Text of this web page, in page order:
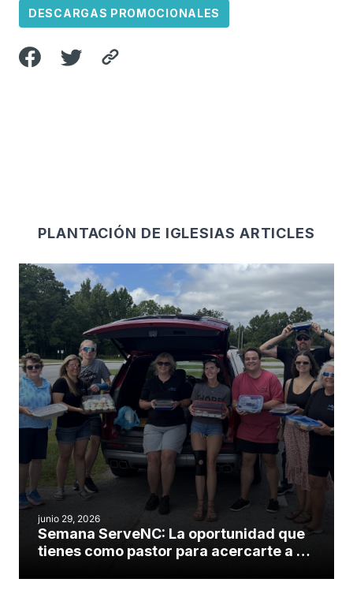
DESCARGAS PROMOCIONALES
PLANTACIÓN DE IGLESIAS ARTICLES
junio 29, 2026
Semana ServeNC: La oportunidad que
tienes como pastor para acercarte a tu